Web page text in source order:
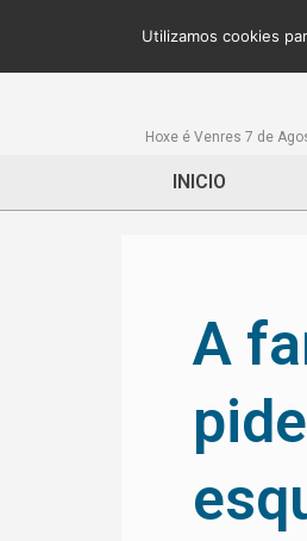
Hoxe é Venres 7 de
INICIO
A
Utilizamos cookies